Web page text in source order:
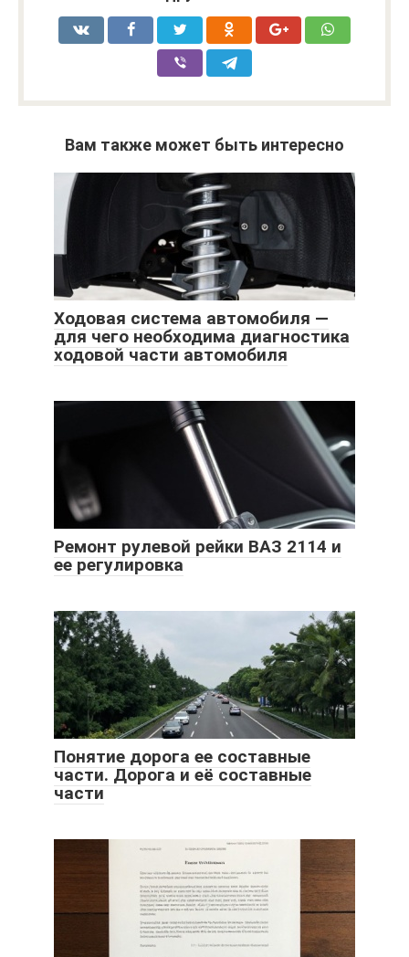
Вам также может быть интересно
Ходовая система автомобиля —
для чего необходима диагностика
ходовой части автомобиля
Ремонт рулевой рейки ВАЗ 2114 и
ее регулировка
Понятие дорога ее составные
части. Дорога и её составные
части